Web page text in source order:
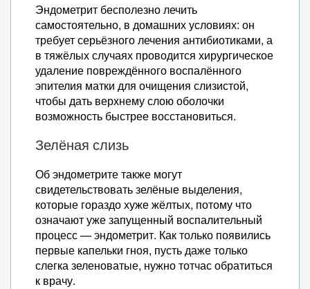
Эндометрит бесполезно лечить
самостоятельно, в домашних условиях: он
требует серьёзного лечения антибиотиками, а
в тяжёлых случаях проводится хирургическое
удаление повреждённого воспалённого
эпителия матки для очищения слизистой,
чтобы дать верхнему слою оболочки
возможность быстрее восстановиться.
Зелёная слизь
Об эндометрите также могут
свидетельствовать зелёные выделения,
которые гораздо хуже жёлтых, потому что
означают уже запущенный воспалительный
процесс — эндометрит. Как только появились
первые капельки гноя, пусть даже только
слегка зеленоватые, нужно тотчас обратиться
к врачу.